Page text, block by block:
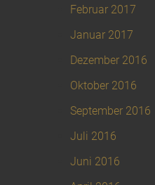
Februar 2017
Januar 2017
Dezember 2016
Oktober 2016
September 2016
Juli 2016
Juni 2016